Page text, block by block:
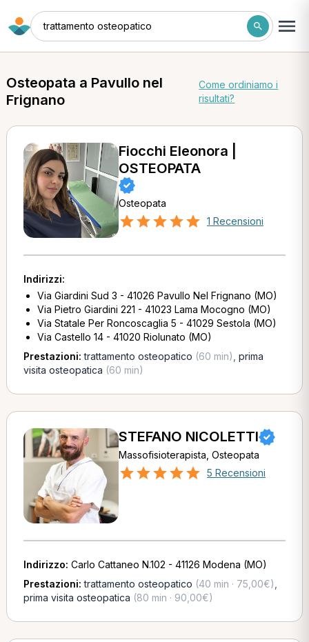
trattamento osteopatico
Osteopata a Pavullo nel
Frignano
Come ordiniamo i
risultati?
Fiocchi Eleonora |
OSTEOPATA
Osteopata
1 Recensioni
Indirizzi:
Via Giardini Sud 3 - 41026 Pavullo Nel Frignano (MO)
Via Pietro Giardini 221 - 41023 Lama Mocogno (MO)
Via Statale Per Roncoscaglia 5 - 41029 Sestola (MO)
Via Castello 14 - 41020 Riolunato (MO)
Prestazioni:trattamento osteopatico (60 min) prima
visita osteopatica (60 min)
STEFANO NICOLETTI
Massofisioterapista, Osteopata
5 Recensioni
Indirizzo: Carlo Cattaneo N.102 - 41126 Modena (MO)
Prestazioni:trattamento osteopatico (40 min · 75,00€)
prima visita osteopatica (80 min · 90,00€)